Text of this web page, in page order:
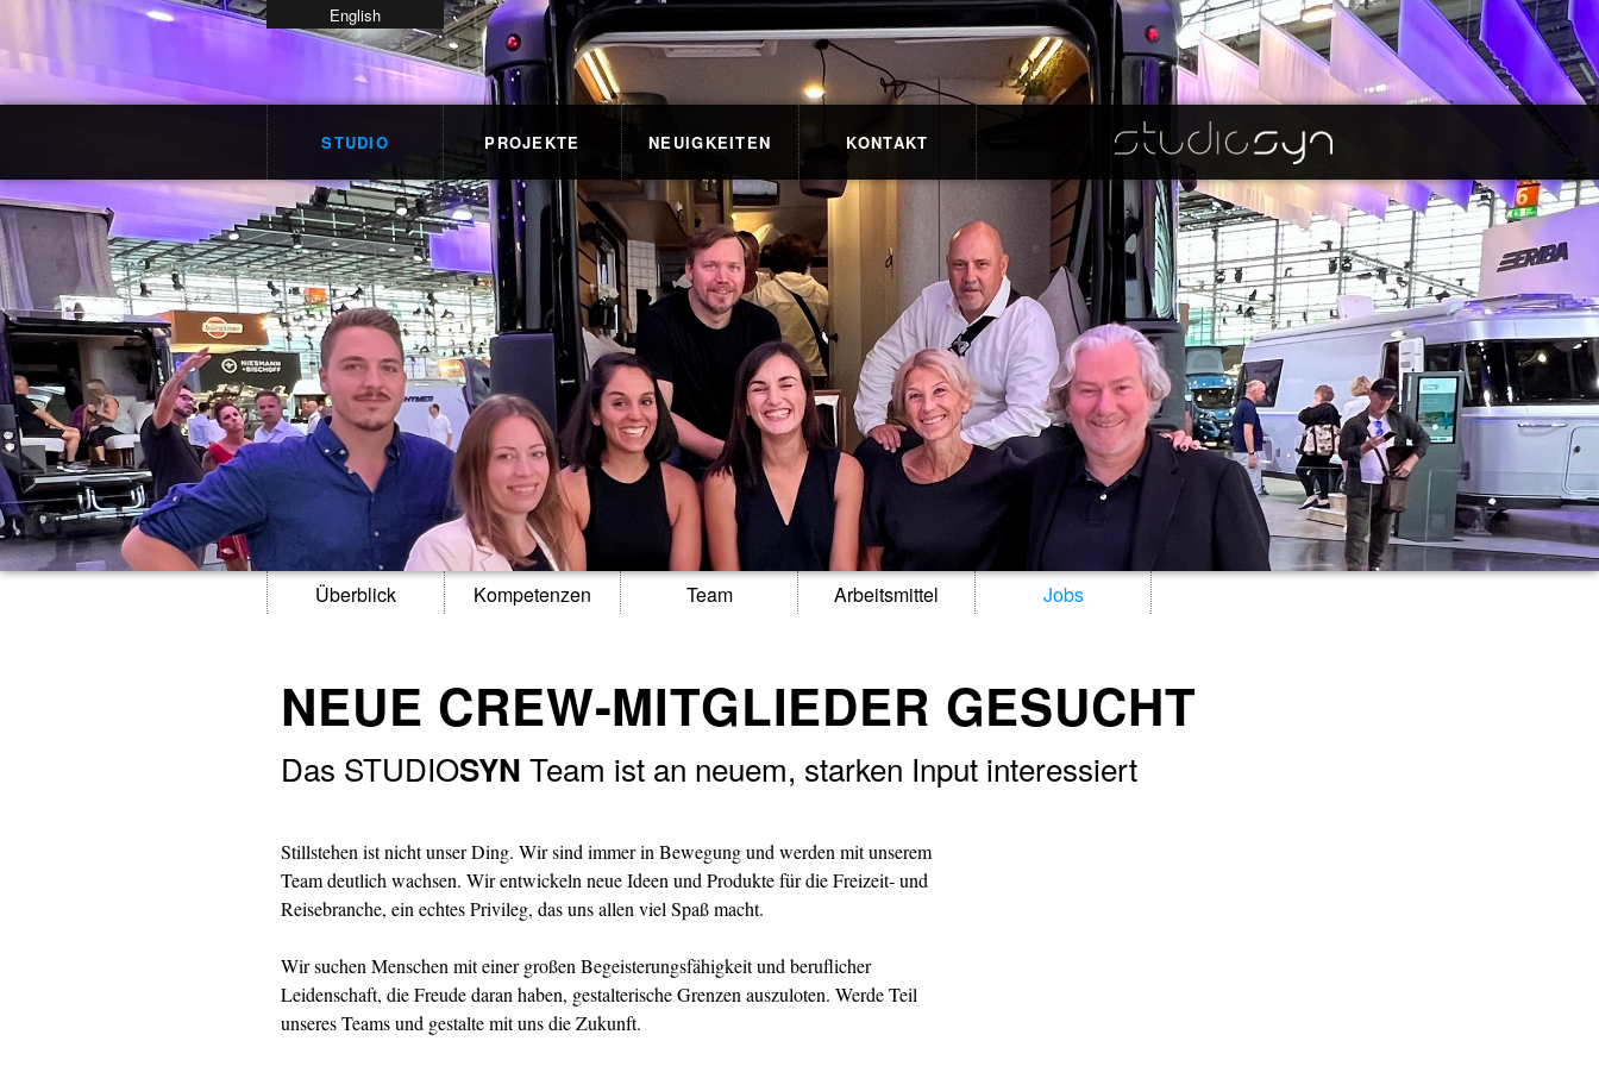
English
STUDIO PROJEKTE NEUIGKEITEN KONTAKT
Überblick Kompetenzen Team Arbeitsmittel Jobs
NEUE CREW-MITGLIEDER GESUCHT
Das STUDIOSYN Team ist an neuem, starken Input interessiert
Stillstehen ist nicht unser Ding. Wir sind immer in Bewegung und werden mit unserem
Team deutlich wachsen. Wir entwickeln neue Ideen und Produkte für die Freizeit- und
Reisebranche, ein echtes Privileg, das uns allen viel Spaß macht.
Wir suchen Menschen mit einer großen Begeisterungsfähigkeit und beruflicher
Leidenschaft, die Freude daran haben, gestalterische Grenzen auszuloten. Werde Teil
unseres Teams und gestalte mit uns die Zukunft.